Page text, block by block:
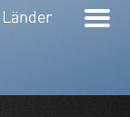
Länder
Länder